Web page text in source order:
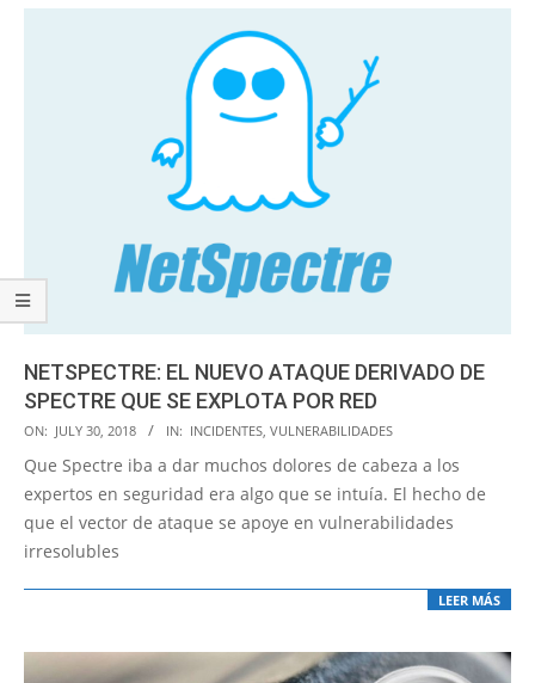
NETSPECTRE: EL NUEVO ATAQUE DERIVADO DE
SPECTRE QUE SE EXPLOTA POR RED
2018-
07-
ON: JULY 30, 2018 IN: INCIDENTES VULNERABILIDADES
Que Spectre iba a dar muchos dolores de cabeza a los
expertos en seguridad era algo que se intuía. El hecho de
que el vector de ataque se apoye en vulnerabilidades
irresolubles
LEER MÁS